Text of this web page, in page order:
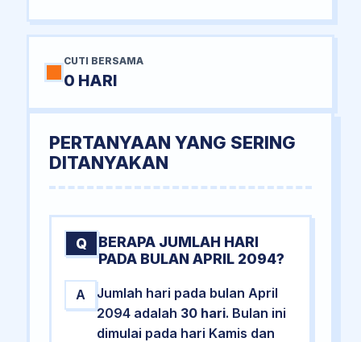
CUTI BERSAMA
0 HARI
PERTANYAAN YANG SERING
DITANYAKAN
Q
BERAPA JUMLAH HARI
PADA BULAN APRIL 2094?
A
Jumlah hari pada bulan April
2094 adalah 30 hari. Bulan ini
dimulai pada hari Kamis dan